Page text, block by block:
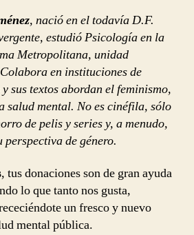
, nació en el todavía D.F.
estudió Psicología en la
Metropolitana, unidad
en instituciones de
sus textos abordan el feminismo,
salud mental. No es cinéfila, sólo
de pelis y series y, a menudo,
de género.
, tus donaciones son de gran ayuda
lo que tanto nos gusta,
un fresco y nuevo
mental pública.